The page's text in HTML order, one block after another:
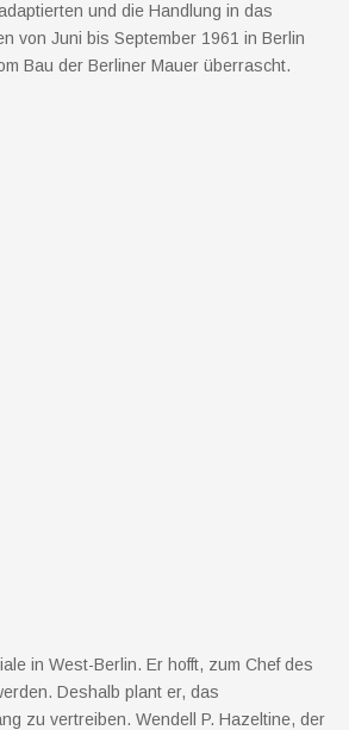
und die Handlung in das
von Juni bis September 1961 in Berlin
Bau der Berliner Mauer überrascht.
in West-Berlin. Er hofft, zum Chef des
Deshalb plant er, das
zu vertreiben. Wendell P. Hazeltine, der